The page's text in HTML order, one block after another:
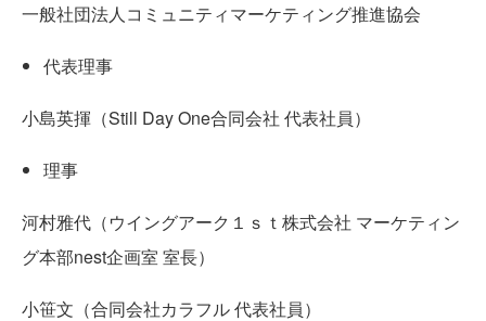
一般社団法人コミュニティマーケティング推進協会
代表理事
小島英揮（Still Day One合同会社 代表社員）
理事
河村雅代（ウイングアーク１ｓｔ株式会社 マーケティン
グ本部nest企画室 室長）
小笹文（合同会社カラフル 代表社員）